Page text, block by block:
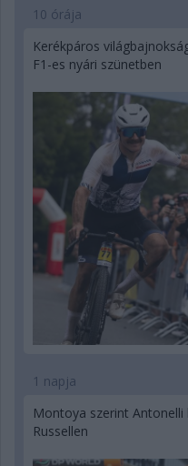
10 órája
Kerékpáros
F1-es nyári szünetben
1 napja
Montoya szerint Antonelli
Russellen